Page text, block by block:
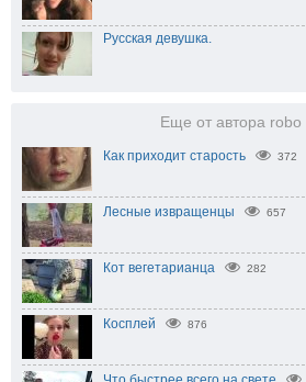
Русская девушка.
Еще от автора robo
Как приходит старость 372
Лесные извращенцы 657
Кот вегетарианца 282
Косплей 876